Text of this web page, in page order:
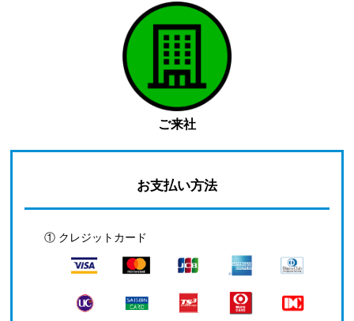
ご来社
お支払い方法
① クレジットカード